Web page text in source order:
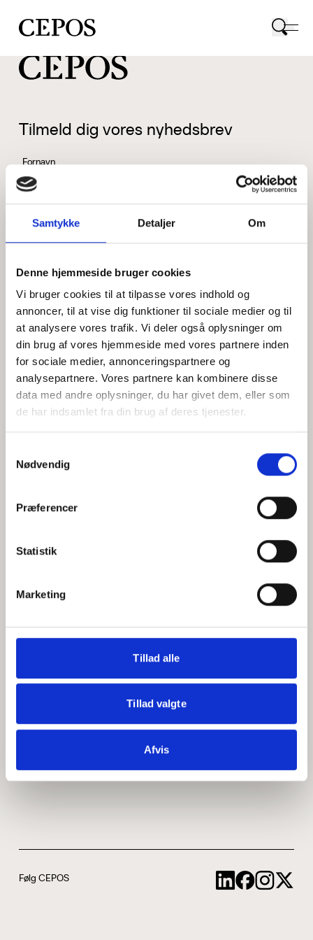
Samtykke Detaljer Om
Denne hjemmeside bruger cookies
Vi bruger cookies til at tilpasse vores indhold og
annoncer, til at vise dig funktioner til sociale medier og til
at analysere vores trafik. Vi deler også oplysninger om
din brug af vores hjemmeside med vores partnere inden
for sociale medier, annonceringspartnere og
analysepartnere. Vores partnere kan kombinere disse
data med andre oplysninger, du har givet dem, eller som
de har indsamlet fra din brug af deres tjenester.
Nødvendig
Præferencer
Statistik
Marketing
Tillad alle
Tillad valgte
Afvis
CEPOS logo
Tilmeld dig vores nyhedsbrev
Fornavn
Efternavn
Jeg accepterer behandlingen af mine personoplysninger i
henhold tilprivatlivspolitikken
Hvem er CEPOS
Medarbejdere
ABCepos
Podcast
Følg CEPOS